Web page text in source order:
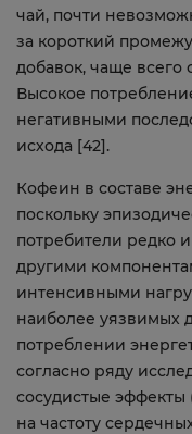
чай, почти
за короткий
добавок, чаще всего
Высокое
негативными
исхода [42].
Кофеин в составе
поскольку
потребители редко
другими
интенсивными
наиболее уязвимых
потреблении
согласно ряду
сосудистые
на частоту